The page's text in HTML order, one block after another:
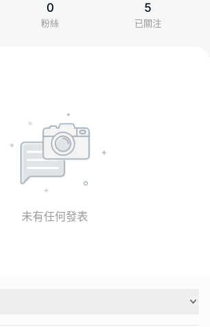
0
粉絲
5
已關注
未有任何發表